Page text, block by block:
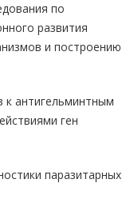
по
развития
и построению
к антигельминтным
ген
паразитарных